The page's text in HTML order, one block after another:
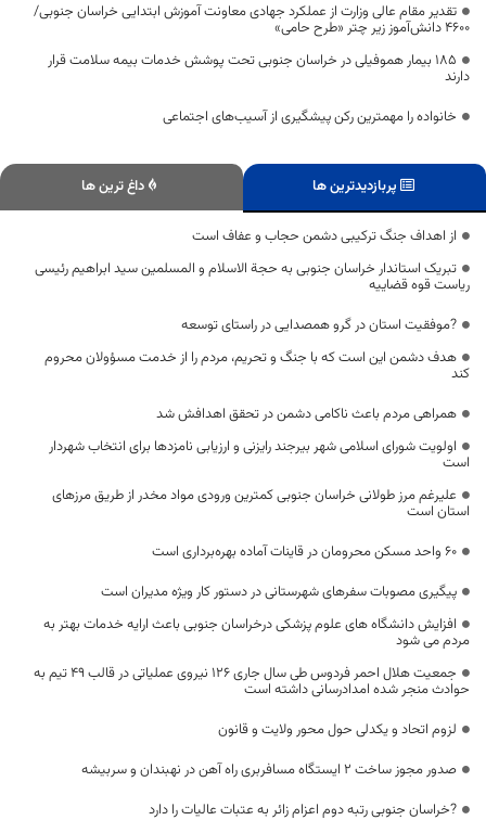
تقدیر مقام عالی وزارت از عملکرد جهادی معاونت آموزش ابتدایی خراسان جنوبی/
۴۶۰۰ دانش‌آموز زیر چتر «طرح حامی»
۱۸۵ بیمار هموفیلی در خراسان جنوبی تحت پوشش خدمات بیمه سلامت قرار
دارند
خانواده را مهمترین رکن پیشگیری از آسیب‌های اجتماعی
پربازدیدترین ها داغ ترین ها
از اهداف جنگ ترکیبی دشمن حجاب و عفاف است
تبریک استاندار خراسان جنوبی به حجة الاسلام و المسلمین سید ابراهیم رئیسی
ریاست قوه قضاییه
?موفقیت استان در گرو همصدایی در راستای توسعه
هدف دشمن این است که با جنگ و تحریم، مردم را از خدمت مسؤولان محروم
کند
همراهی مردم باعث ناکامی دشمن در تحقق اهدافش شد
اولویت شورای اسلامی شهر بیرجند رایزنی و ارزیابی نامزدها برای انتخاب شهردار
است
علیرغم مرز طولانی خراسان جنوبی کمترین ورودی مواد مخدر از طریق مرزهای
استان است
۶۰ واحد مسکن محرومان در قاینات آماده بهره‌برداری است
پیگیری مصوبات سفرهای شهرستانی در دستور کار ویژه مدیران است
افزایش دانشگاه های علوم پزشکی درخراسان جنوبی باعث ارایه خدمات بهتر به
مردم می شود
جمعیت هلال احمر فردوس طی سال جاری 126 نیروی عملیاتی در قالب 49 تیم به
حوادث منجر شده امدادرسانی داشته است
لزوم اتحاد و یکدلی حول محور ولایت و قانون
صدور مجوز ساخت ۲ ایستگاه مسافربری راه آهن در نهبندان و سربیشه
?خراسان جنوبی رتبه دوم اعزام زائر به عتبات عالیات را دارد